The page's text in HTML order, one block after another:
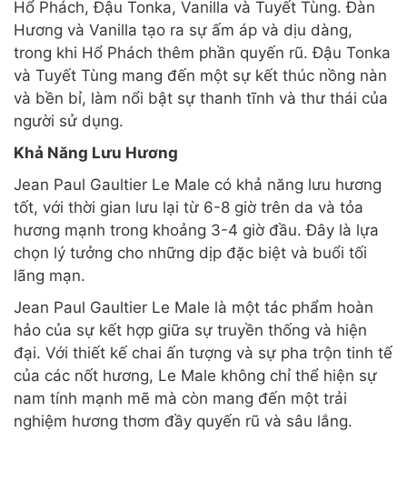
Hổ Phách, Đậu Tonka, Vanilla và Tuyết Tùng. Đàn
Hương và Vanilla tạo ra sự ấm áp và dịu dàng,
trong khi Hổ Phách thêm phần quyến rũ. Đậu Tonka
và Tuyết Tùng mang đến một sự kết thúc nồng nàn
và bền bỉ, làm nổi bật sự thanh tĩnh và thư thái của
người sử dụng.
Khả Năng Lưu Hương
Jean Paul Gaultier Le Male có khả năng lưu hương
tốt, với thời gian lưu lại từ 6-8 giờ trên da và tỏa
hương mạnh trong khoảng 3-4 giờ đầu. Đây là lựa
chọn lý tưởng cho những dịp đặc biệt và buổi tối
lãng mạn.
Jean Paul Gaultier Le Male là một tác phẩm hoàn
hảo của sự kết hợp giữa sự truyền thống và hiện
đại. Với thiết kế chai ấn tượng và sự pha trộn tinh tế
của các nốt hương, Le Male không chỉ thể hiện sự
nam tính mạnh mẽ mà còn mang đến một trải
nghiệm hương thơm đầy quyến rũ và sâu lắng.